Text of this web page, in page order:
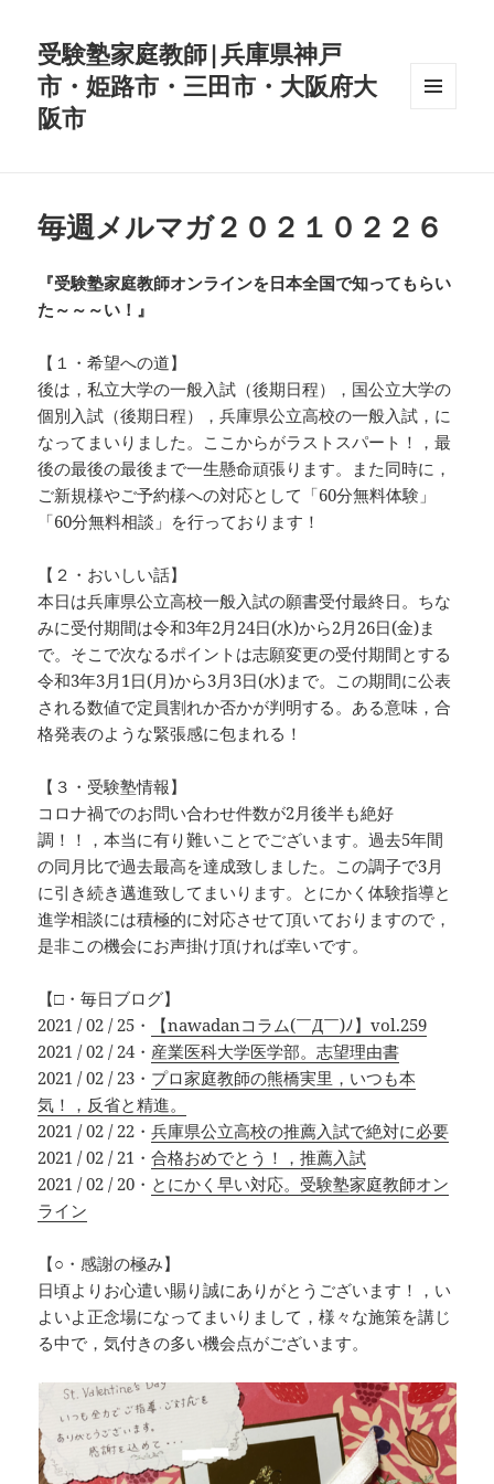
受験塾家庭教師|兵庫県神戸
市・姫路市・三田市・大阪府大
阪市
毎週メルマガ２０２１０２２６
『受験塾家庭教師オンラインを日本全国で知ってもらい
た～～～い！』
【１・希望への道】
後は，私立大学の一般入試（後期日程），国公立大学の
個別入試（後期日程），兵庫県公立高校の一般入試，に
なってまいりました。ここからがラストスパート！，最
後の最後の最後まで一生懸命頑張ります。また同時に，
ご新規様やご予約様への対応として「60分無料体験」
「60分無料相談」を行っております！
【２・おいしい話】
本日は兵庫県公立高校一般入試の願書受付最終日。ちな
みに受付期間は令和3年2月24日(水)から2月26日(金)ま
で。そこで次なるポイントは志願変更の受付期間とする
令和3年3月1日(月)から3月3日(水)まで。この期間に公表
される数値で定員割れか否かが判明する。ある意味，合
格発表のような緊張感に包まれる！
【３・受験塾情報】
コロナ禍でのお問い合わせ件数が2月後半も絶好
調！！，本当に有り難いことでございます。過去5年間
の同月比で過去最高を達成致しました。この調子で3月
に引き続き邁進致してまいります。とにかく体験指導と
進学相談には積極的に対応させて頂いておりますので，
是非この機会にお声掛け頂ければ幸いです。
【□・毎日ブログ】
2021 / 02 / 25・
【nawadanコラム(￣Д￣)ﾉ】vol.259
2021 / 02 / 24・ 産業医科大学医学部。志望理由書
2021 / 02 / 23・ プロ家庭教師の熊橋実里，いつも本
気！，反省と精進。
2021 / 02 / 22・兵庫県公立高校の推薦入試で絶対に必要
2021 / 02 / 21・合格おめでとう！，推薦入試
2021 / 02 / 20・ とにかく早い対応。受験塾家庭教師オン
ライン
【○・感謝の極み】
日頃よりお心遣い賜り誠にありがとうございます！，い
よいよ正念場になってまいりまして，様々な施策を講じ
る中で，気付きの多い機会点がございます。